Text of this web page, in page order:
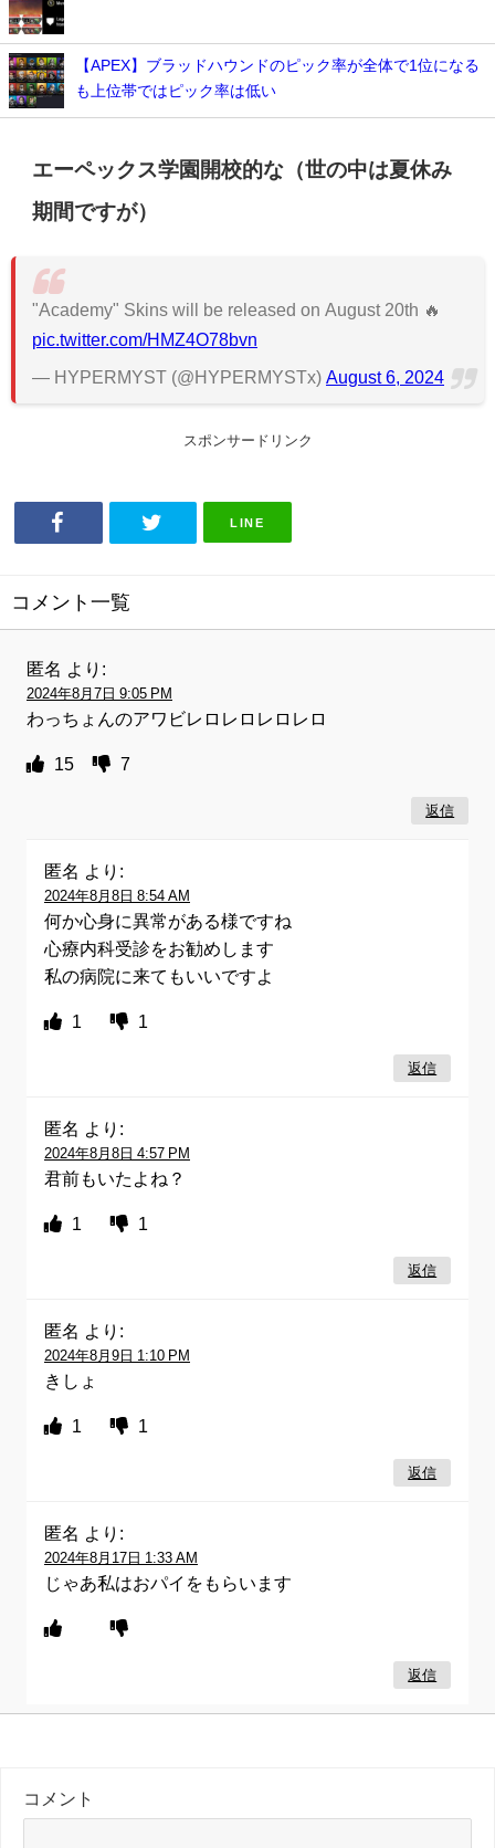
【APEX】ブラッドハウンドのピック率が全体で1位になる
も上位帯ではピック率は低い
エーペックス学園開校的な（世の中は夏休み
期間ですが）
"Academy" Skins will be released on August 20th 🔥
pic.twitter.com/HMZ4O78bvn
— HYPERMYST (@HYPERMYSTx) August 6, 2024
スポンサードリンク
LINE
コメント一覧
匿名 より:
2024年8月7日 9:05 PM
わっちょんのアワビレロレロレロレロ
15 7
返信
匿名 より:
2024年8月8日 8:54 AM
何か心身に異常がある様ですね
心療内科受診をお勧めします
私の病院に来てもいいですよ
1 1
返信
匿名 より:
2024年8月8日 4:57 PM
君前もいたよね？
1 1
返信
匿名 より:
2024年8月9日 1:10 PM
きしょ
1 1
返信
匿名 より:
2024年8月17日 1:33 AM
じゃあ私はおパイをもらいます
返信
コメント